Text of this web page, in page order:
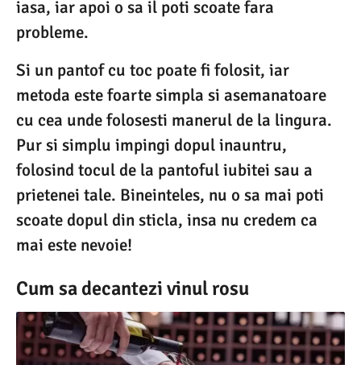
iasa, iar apoi o sa il poti scoate fara
probleme.
Si un pantof cu toc poate fi folosit, iar
metoda este foarte simpla si asemanatoare
cu cea unde folosesti manerul de la lingura.
Pur si simplu impingi dopul inauntru,
folosind tocul de la pantoful iubitei sau a
prietenei tale. Bineinteles, nu o sa mai poti
scoate dopul din sticla, insa nu credem ca
mai este nevoie!
Cum sa decantezi vinul rosu